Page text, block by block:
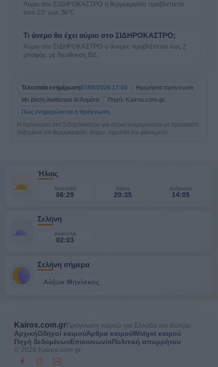
Αύριο στο ΣΙΔΗΡΟΚΑΣΤΡΟ η θερμοκρασία προβλέπεται
από 23° έως 36°C.
Τι άνεμο θα έχει αύριο στο ΣΙΔΗΡΟΚΑΣΤΡΟ;
Αύριο στο ΣΙΔΗΡΟΚΑΣΤΡΟ ο άνεμος προβλέπεται έως 2
μποφόρ, με διεύθυνση ΒΔ.
Τελευταία ενημέρωση07/08/2026 17:00 Ημερήσια πρόγνωση
Με βάση διαθέσιμα δεδομένα Πηγή: Kairos.com.gr.
Πώς ενημερώνεται η πρόγνωση
Η πρόγνωση στο Σιδηρόκαστρο για αύριο ενημερώνεται με πρόσφατα
δεδομένα για θερμοκρασία, άνεμο, υγρασία και φαινόμενα.
Ήλιος
Ανατολή
06:29
Δύση
20:35
Διάρκεια
14:05
Σελήνη
Ανατολή
02:03
Σελήνη σήμερα
Αύξων Μηνίσκος
Kairos.com.grΠρόγνωση καιρού για Ελλάδα και Κύπρο.
ΑρχικήΟδηγοί καιρούΆρθρα καιρούWidget καιρού
Πηγή δεδομένωνΕπικοινωνίαΠολιτική απορρήτου
© 2026 Kairos.com.gr